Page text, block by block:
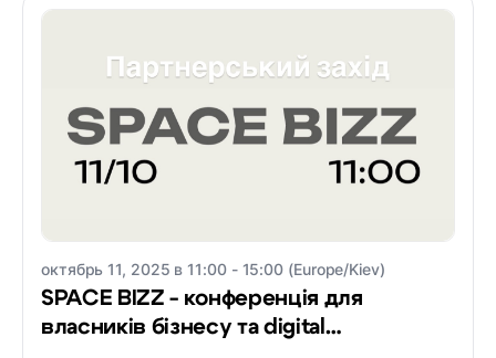
октябрь 11, 2025 в 11:00 - 15:00 (Europe/Kiev)
SPACE BIZZ - конференція для
власників бізнесу та digital